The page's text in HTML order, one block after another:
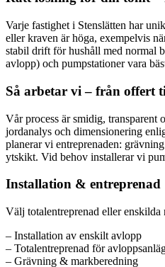
Varje fastighet i Stenslätten har
eller kraven är höga, exempelvis
stabil drift för hushåll med normal
avlopp) och pumpstationer vara
Så arbetar vi – från offert
Vår process är smidig,
jordanalys och dimensionering
planerar vi entreprenaden:
ytskikt. Vid behov installerar vi
Installation & entreprenad
Välj totalentreprenad eller
– Installation av enskilt avlopp
– Totalentreprenad för
– Grävning & markberedning